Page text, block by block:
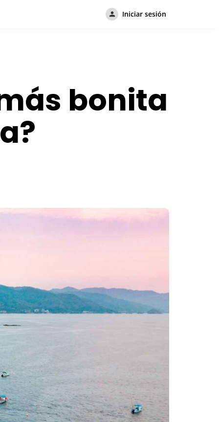
Iniciar sesión
bonita